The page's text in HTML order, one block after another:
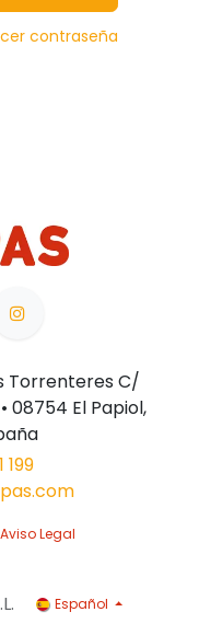
contraseña
Torrenteres C/
08754 El Papiol,
199
Aviso Legal
Español